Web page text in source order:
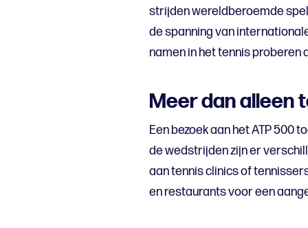
strijden wereldberoemde
de spanning van
namen in het tennis proberen
Meer dan alleen
Een bezoek aan het ATP 500
de wedstrijden zijn er
aan tennis clinics of
en restaurants voor een